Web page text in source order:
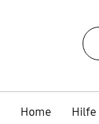
Home
Hilfe